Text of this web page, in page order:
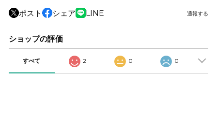
ポスト シェア LINE 通報する
ショップの評価
すべて 2 0 0